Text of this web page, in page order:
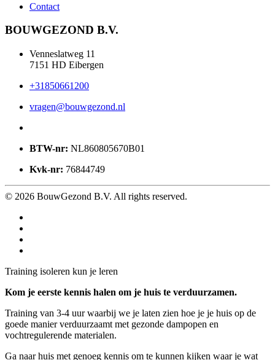
Contact
BOUWGEZOND B.V.
Venneslatweg 11
7151 HD Eibergen
+31850661200
vragen@bouwgezond.nl
BTW-nr: NL860805670B01
Kvk-nr: 76844749
© 2026 BouwGezond B.V. All rights reserved.
Training isoleren kun je leren
Kom je eerste kennis halen om je huis te verduurzamen.
Training van 3-4 uur waarbij we je laten zien hoe je je huis op de
goede manier verduurzaamt met gezonde dampopen en
vochtregulerende materialen.
Ga naar huis met genoeg kennis om te kunnen kijken waar je wat